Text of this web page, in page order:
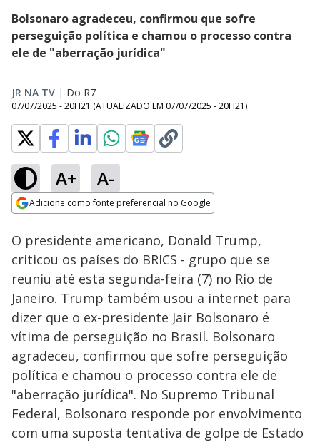
Bolsonaro agradeceu, confirmou que sofre
perseguição política e chamou o processo contra
ele de "aberração jurídica"
JR NA TV | Do R7
07/07/2025 - 20H21 (ATUALIZADO EM 07/07/2025 - 20H21)
A+ A-
Adicione como fonte preferencial no Google
Ativar
Loaded:
53.24%
O presidente americano, Donald Trump,
criticou os países do BRICS - grupo que se
reuniu até esta segunda-feira (7) no Rio de
Janeiro. Trump também usou a internet para
dizer que o ex-presidente Jair Bolsonaro é
vítima de perseguição no Brasil. Bolsonaro
agradeceu, confirmou que sofre perseguição
política e chamou o processo contra ele de
"aberração jurídica". No Supremo Tribunal
Federal, Bolsonaro responde por envolvimento
com uma suposta tentativa de golpe de Estado